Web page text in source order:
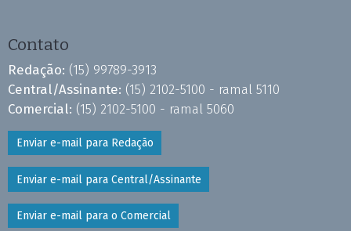
Contato
Redação: (15) 99789-3913
Central/Assinante: (15) 2102-5100 - ramal 5110
Comercial: (15) 2102-5100 - ramal 5060
Enviar e-mail para Redação
Enviar e-mail para Central/Assinante
Enviar e-mail para o Comercial